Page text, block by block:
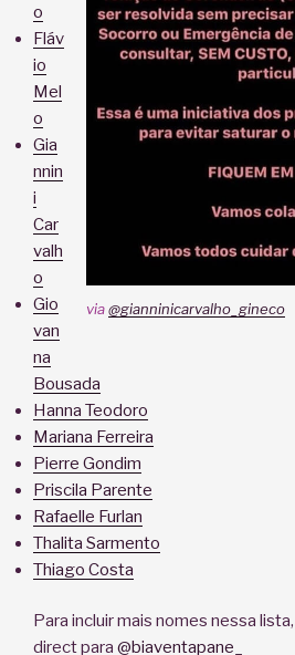
via@gianninicarvalho_gineco
o
Fláv
io
Mel
o
Gia
nnin
i
Car
valh
o
Gio
van
na
Bousada
Hanna Teodoro
Mariana Ferreira
Pierre Gondim
Priscila Parente
Rafaelle Furlan
Thalita Sarmento
Thiago Costa
Para incluir mais nomes nessa
direct para @biaventapane_